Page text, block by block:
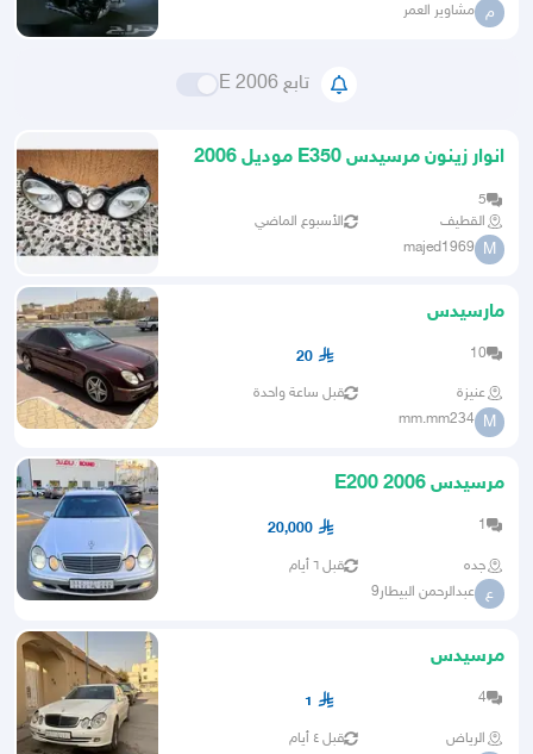
م مشاوير العمر
تابع E 2006
انوار زينون مرسيدس E350 موديل 2006
5
القطيف
الأسبوع الماضي
M
majed1969
مارسيدس
10
20
عنيزة قبل ساعة واحدة
M
mm.mm234
مرسيدس E200 2006
1
20,000
جده قبل ٦ أيام
ع عبدالرحمن البيطار9
مرسيدس
4
1
الرياض قبل ٤ أيام